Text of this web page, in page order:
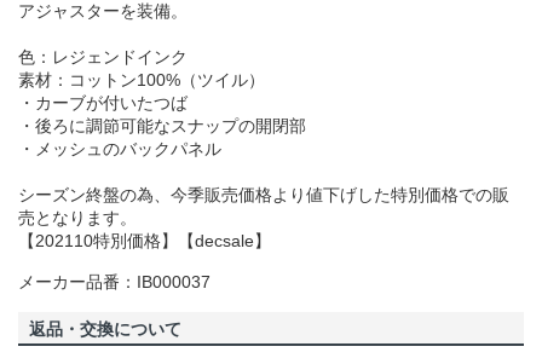
アジャスターを装備。
色：レジェンドインク
素材：コットン100%（ツイル）
・カーブが付いたつば
・後ろに調節可能なスナップの開閉部
・メッシュのバックパネル
シーズン終盤の為、今季販売価格より値下げした特別価格での販
売となります。
【202110特別価格】【decsale】
メーカー品番：IB000037
返品・交換について